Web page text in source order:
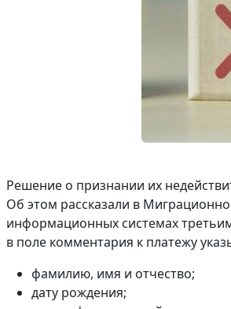
Решение о признании их
Об этом рассказали в
информационных системах
в поле комментария к платежу
фамилию, имя и отчество;
дату рождения;